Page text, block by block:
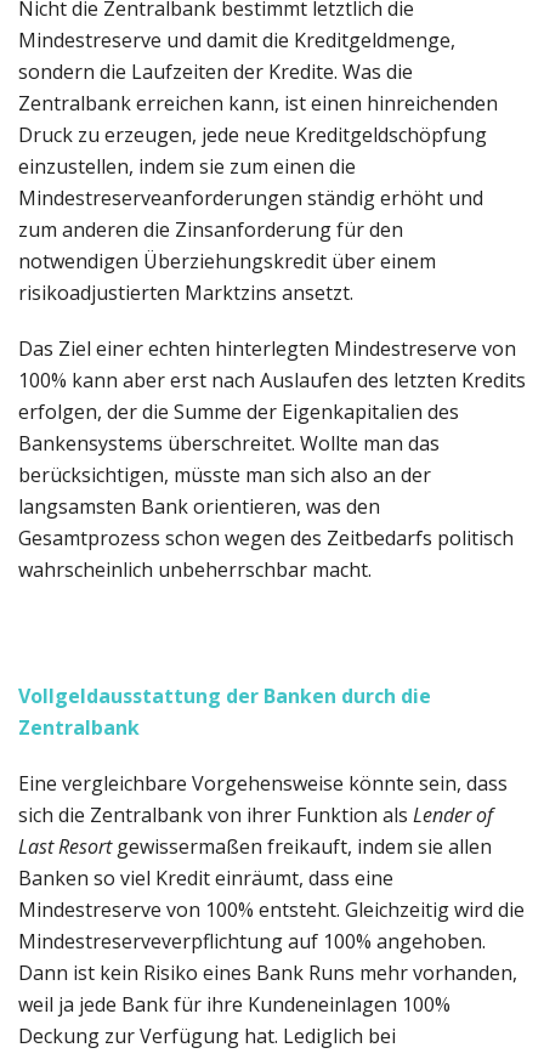
Nicht die Zentralbank bestimmt letztlich die
Mindestreserve und damit die Kreditgeldmenge,
sondern die Laufzeiten der Kredite. Was die
Zentralbank erreichen kann, ist einen hinreichenden
Druck zu erzeugen, jede neue Kreditgeldschöpfung
einzustellen, indem sie zum einen die
Mindestreserveanforderungen ständig erhöht und
zum anderen die Zinsanforderung für den
notwendigen Überziehungskredit über einem
risikoadjustierten Marktzins ansetzt.
Das Ziel einer echten hinterlegten Mindestreserve von
100% kann aber erst nach Auslaufen des letzten Kredits
erfolgen, der die Summe der Eigenkapitalien des
Bankensystems überschreitet. Wollte man das
berücksichtigen, müsste man sich also an der
langsamsten Bank orientieren, was den
Gesamtprozess schon wegen des Zeitbedarfs politisch
wahrscheinlich unbeherrschbar macht.
Vollgeldausstattung der Banken durch die
Zentralbank
Eine vergleichbare Vorgehensweise könnte sein, dass
sich die Zentralbank von ihrer Funktion als Lender of
Last Resortgewissermaßen freikauft, indem sie allen
Banken so viel Kredit einräumt, dass eine
Mindestreserve von 100% entsteht. Gleichzeitig wird die
Mindestreserveverpflichtung auf 100% angehoben.
Dann ist kein Risiko eines Bank Runs mehr vorhanden,
weil ja jede Bank für ihre Kundeneinlagen 100%
Deckung zur Verfügung hat. Lediglich bei